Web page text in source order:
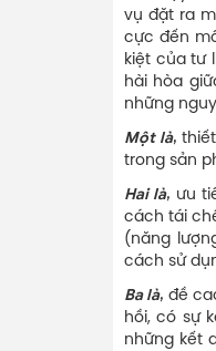
vụ đặt ra
cực đến
kiệt của tư
hài hòa
những
Một là,
trong sản
Hai là, ưu
cách tái
(năng
cách sử
Ba là, đề
hồi, có sự
những kết